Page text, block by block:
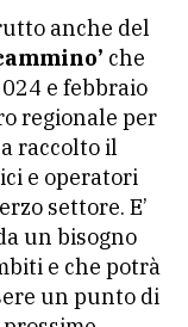
anche del
che
e febbraio
regionale per
raccolto il
e operatori
settore. E’
un bisogno
e che potrà
un punto di